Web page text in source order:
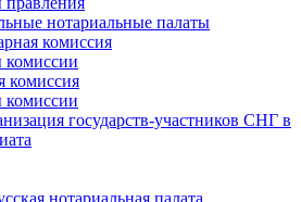
нотариальные палаты
комиссия
комиссия
государств-участников СНГ в